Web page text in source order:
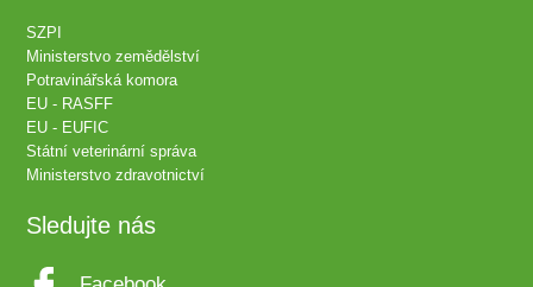
SZPI
Ministerstvo zemědělství
Potravinářská komora
EU - RASFF
EU - EUFIC
Státní veterinární správa
Ministerstvo zdravotnictví
Sledujte nás